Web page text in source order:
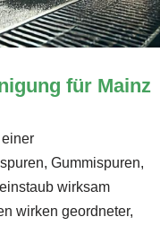
für Mainz
Gummispuren,
wirksam
wirken geordneter,